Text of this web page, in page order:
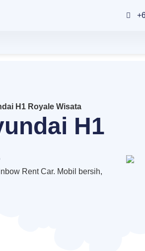
H1 Royale Wisata
H1
Rent Car. Mobil bersih,